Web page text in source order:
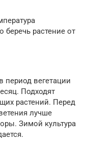
беречь растение от
период вегетации
Подходят
растений. Перед
лучше
Зимой культура